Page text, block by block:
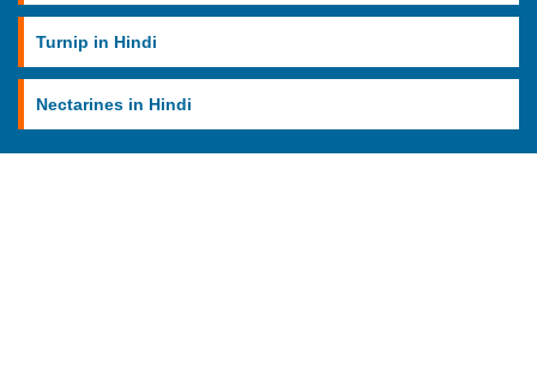
Turnip in Hindi
Nectarines in Hindi